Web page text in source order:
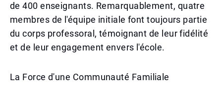
de 400 enseignants. Remarquablement, quatre
membres de l'équipe initiale font toujours partie
du corps professoral, témoignant de leur fidélité
et de leur engagement envers l'école.
La Force d'une Communauté Familiale